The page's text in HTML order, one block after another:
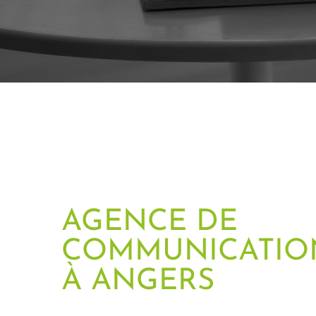
AGENCE DE
À ANGERS